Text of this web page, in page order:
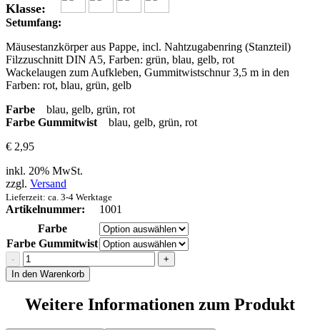
Klasse:
Setumfang:
Mäusestanzkörper aus Pappe, incl. Nahtzugabenring (Stanzteil)
Filzzuschnitt DIN A5, Farben: grün, blau, gelb, rot
Wackelaugen zum Aufkleben, Gummitwistschnur 3,5 m in den
Farben: rot, blau, grün, gelb
Farbe
blau, gelb, grün, rot
Farbe Gummitwist
blau, gelb, grün, rot
€ 2,95
inkl. 20% MwSt.
zzgl. Versand
Lieferzeit: ca. 3-4 Werktage
Artikelnummer:
1001
Farbe
Farbe Gummitwist
Hüpfmaus
Menge
In den Warenkorb
Weitere Informationen zum Produkt